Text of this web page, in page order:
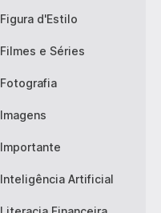
Figura d'Estilo
Filmes e Séries
Fotografia
Imagens
Importante
Inteligência Artificial